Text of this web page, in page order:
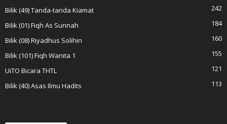
Bilik (49) Tanda-tanda Kiamat
242
Bilik (01) Fiqh As Sunnah
184
Bilik (08) Riyadhus Solihin
160
Bilik (101) Fiqh Wanita 1
155
UiTO Bicara THTL
121
Bilik (40) Asas Ilmu Hadits
113